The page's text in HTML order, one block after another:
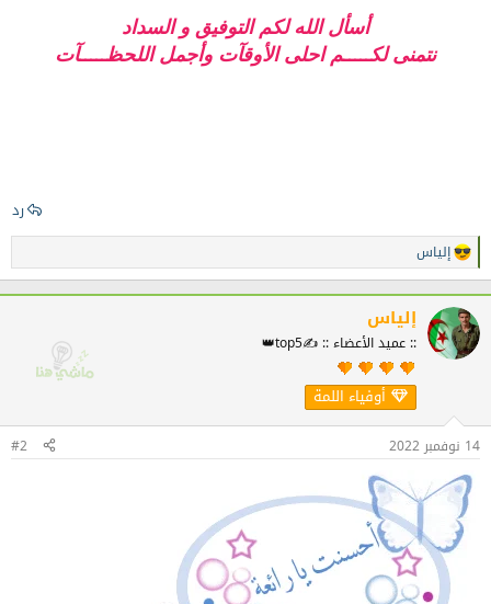
أسأل الله لكم التوفيق و السداد
نتمنى لكـــــم احلى الأوقآت وأجمل اللحظـــــآت
رد
ا
ل
ت
ف
ا
ع
إلياس
إلياس
:: عميد الأعضاء :: ✍️top5👑
أوفياء اللمة
14 نوفمبر 2022 #2